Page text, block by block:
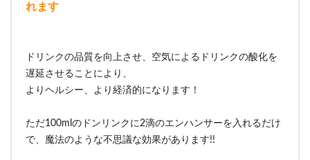
れます
ドリンクの品質を向上させ、空気によるドリンクの酸化を
遅延させることにより、
よりヘルシー、より経済的になります！
ただ100mlのドンリンクに2滴のエンハンサーを入れるだけ
で、魔法のような不思議な効果があります!!